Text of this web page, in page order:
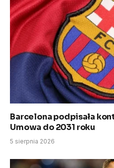
Barcelona podpisała
Umowa do 2031 roku
5 sierpnia 2026